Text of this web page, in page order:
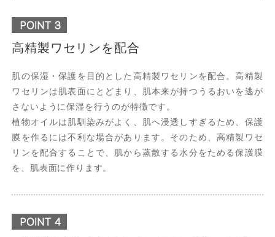
高精製ワセリンを配合
肌の保湿・保護を目的とした高精製ワセリンを配合。高精製
ワセリンは肌表面にとどまり、肌本来が持つうるおいを逃が
さないように保湿を行うのが特徴です。
植物オイルは肌馴染みがよく、肌へ浸透しすぎるため、保護
膜を作るには不利な場合があります。そのため、高精製ワセ
リンを配合することで、肌から蒸散する水分をためる保護膜
を、肌表面に作ります。